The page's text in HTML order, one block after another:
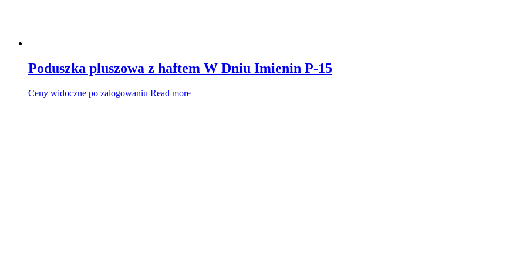
Poduszka pluszowa z haftem W Dniu Imienin P-15
Ceny widoczne po zalogowaniu Read more